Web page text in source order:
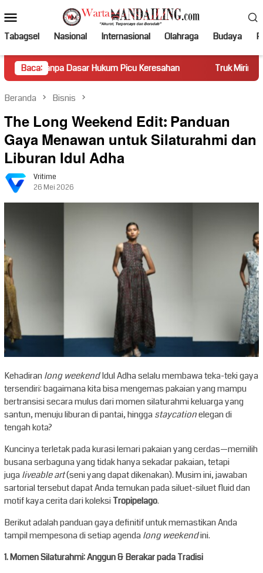
ke
kontenMobile
Tabagsel Nasional Internasional Olahraga Budaya
Baca:
Dasar Hukum Picu Keresahan Truk Miring Hambat Arus
Beranda Bisnis
The Long Weekend Edit: Panduan
Gaya Menawan untuk Silaturahmi dan
Liburan Idul Adha
Vritime
26 Mei 2026
Kehadiranlong weekendIdul Adha selalu membawa teka-teki gaya
tersendiri: bagaimana kita bisa mengemas pakaian yang mampu
bertransisi secara mulus dari momen silaturahmi keluarga yang
santun, menuju liburan di pantai, hinggastaycationelegan di
tengah kota?
Kuncinya terletak pada kurasi lemari pakaian yang cerdas—memilih
busana serbaguna yang tidak hanya sekadar pakaian, tetapi
jugaliveable art(seni yang dapat dikenakan). Musim ini, jawaban
sartorial tersebut dapat Anda temukan pada siluet-siluet fluid dan
motif kaya cerita dari koleksiTropipelago.
Berikut adalah panduan gaya definitif untuk memastikan Anda
tampil mempesona di setiap agendalong weekendini.
1. Momen Silaturahmi: Anggun & Berakar pada Tradisi